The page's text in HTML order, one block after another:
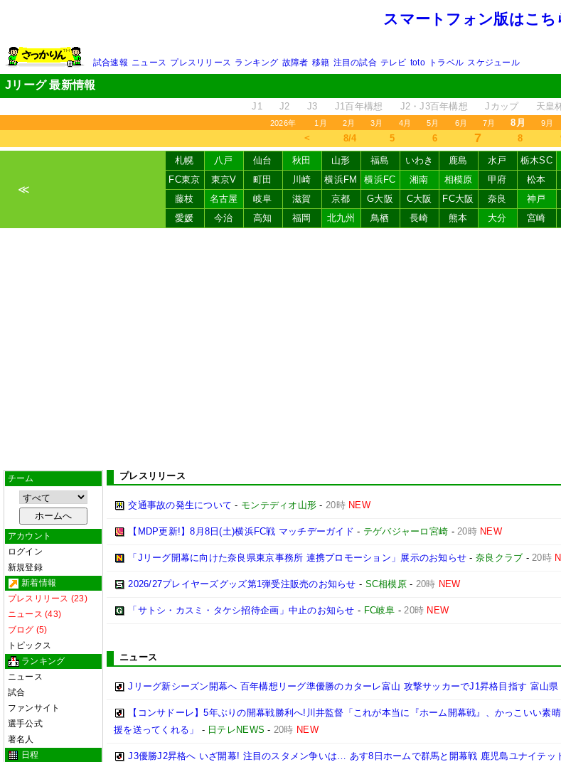
スマートフォン版はこち
試合速報 ニュース プレスリリース ランキング 故障者 移籍 注目の試合 テレビ toto トラベル スケジュール
Jリーグ 最新情報
J1 J2 J3 J1百年構想 J2・J3百年構想 Jカップ 天皇
2026年 1月 2月 3月 4月 5月 6月 7月 8月 9月
＜ 8/4 5 6 7 8
≪
札幌 八戸 仙台 秋田 山形 福島 いわき 鹿島 水戸 栃木SC
FC東京
東京V 町田 川崎 横浜FM 横浜FC 湘南 相模原 甲府 松本
藤枝
名古屋 岐阜 滋賀 京都 G大阪 C大阪 FC大阪 奈良 神戸
愛媛
今治 高知 福岡 北九州 鳥栖 長崎 熊本 大分 宮崎
チーム
アカウント
ログイン
新規登録
新着情報
プレスリリース (23)
ニュース (43)
ブログ (5)
トピックス
ランキング
ニュース
試合
ファンサイト
選手公式
著名人
日程
プレスリリース
交通事故の発生について - モンテディオ山形 - 20時 NEW
【MDP更新!】8月8日(土)横浜FC戦 マッチデーガイド - テゲバジャーロ宮崎 -20時 NEW
「Jリーグ開幕に向けた奈良県東京事務所 連携プロモーション」展示のお知らせ - 奈良クラブ -20時
2026/27プレイヤーズグッズ第1弾受注販売のお知らせ - SC相模原- 20時 NEW
「サトシ・カスミ・タケシ招待企画」中止のお知らせ - FC岐阜 -20時 NEW
ニュース
Jリーグ新シーズン開幕へ 百年構想リーグ準優勝のカターレ富山 攻撃サッカーでJ1昇格目指す 富山県
【コンサドーレ】5年ぶりの開幕戦勝利へ!川井監督「これが本当に『ホーム開幕戦』、かっこいい素
援を送ってくれる」
- 日テレNEWS - 20時 NEW
J3優勝J2昇格へ いざ開幕! 注目のスタメン争いは… あす8日ホームで群馬と開幕戦 鹿児島ユナイテッ